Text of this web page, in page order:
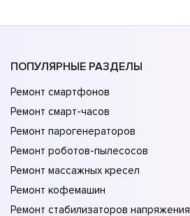
ПОПУЛЯРНЫЕ РАЗДЕЛЫ
Ремонт смартфонов
Ремонт смарт-часов
Ремонт парогенераторов
Ремонт роботов-пылесосов
Ремонт массажных кресел
Ремонт кофемашин
Ремонт стабилизаторов напряжения